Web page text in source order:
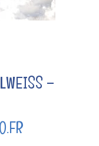
–